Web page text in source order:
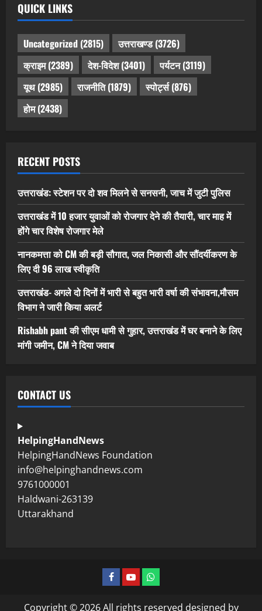
QUICK LINKS
Uncategorized (2815) उत्तराखण्ड(3726)
क्राइम(2389) देश-विदेश(3401) पर्यटन(3119)
यूथ(2985) राजनीति(1879) स्पोर्ट्स(876)
होम(2438)
RECENT POSTS
उत्तराखंड: स्टेशन पर दो शव मिलने से सनसनी, जाच में जुटी पुलिस
उत्तराखंड में 10 हजार युवाओं को रोजगार देने की तैयारी, चार माह में
होंगे चार विशेष रोजगार मेले
नानकमत्ता को CM की बड़ी सौगात, जल निकासी और सौंदर्यीकरण के
लिए दी 96 लाख स्वीकृति
उत्तराखंड- अगले दो दिनों में भारी से बहुत भारी वर्षा की संभावना,मौसम
विभाग ने जारी किया अलर्ट
Rishabh pant की सीएम धामी से गुहार, उत्तराखंड में घर बनाने के लिए
मांगी जमीन, CM ने दिया जवाब
CONTACT US
HelpingHandNews
HelpingHandNews Foundation
info@helpinghandnews.com
9761000001
Haldwani-263139
Uttarakhand
Copyright © 2026 All rights reserved designed by